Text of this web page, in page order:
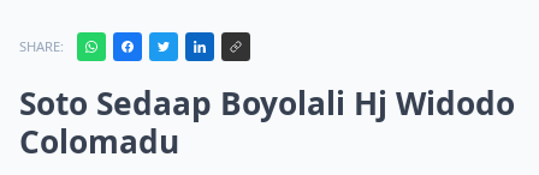
SHARE:
Soto Sedaap Boyolali Hj Widodo
Colomadu